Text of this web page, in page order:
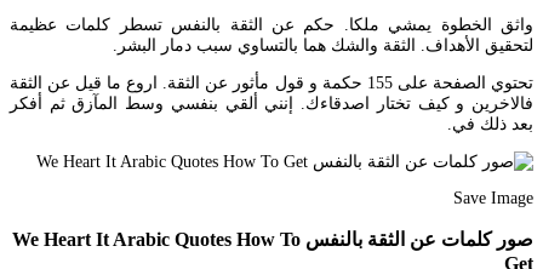
واثق الخطوة يمشي ملكا. حكم عن الثقة بالنفس تسطر كلمات عظيمة
لتحقيق الأهداف. الثقة والشك هما بالتساوي سبب دمار البشر.
تحتوي الصفحة على 155 حكمة و قول مأثور عن الثقة. اروع ما قيل عن الثقة
فالاخرين و كيف تختار اصدقاءك. إنني ألقي بنفسي وسط المآزق ثم أفكر
بعد ذلك في.
Save Image
صور كلمات عن الثقة بالنفس We Heart It Arabic Quotes How To
Get